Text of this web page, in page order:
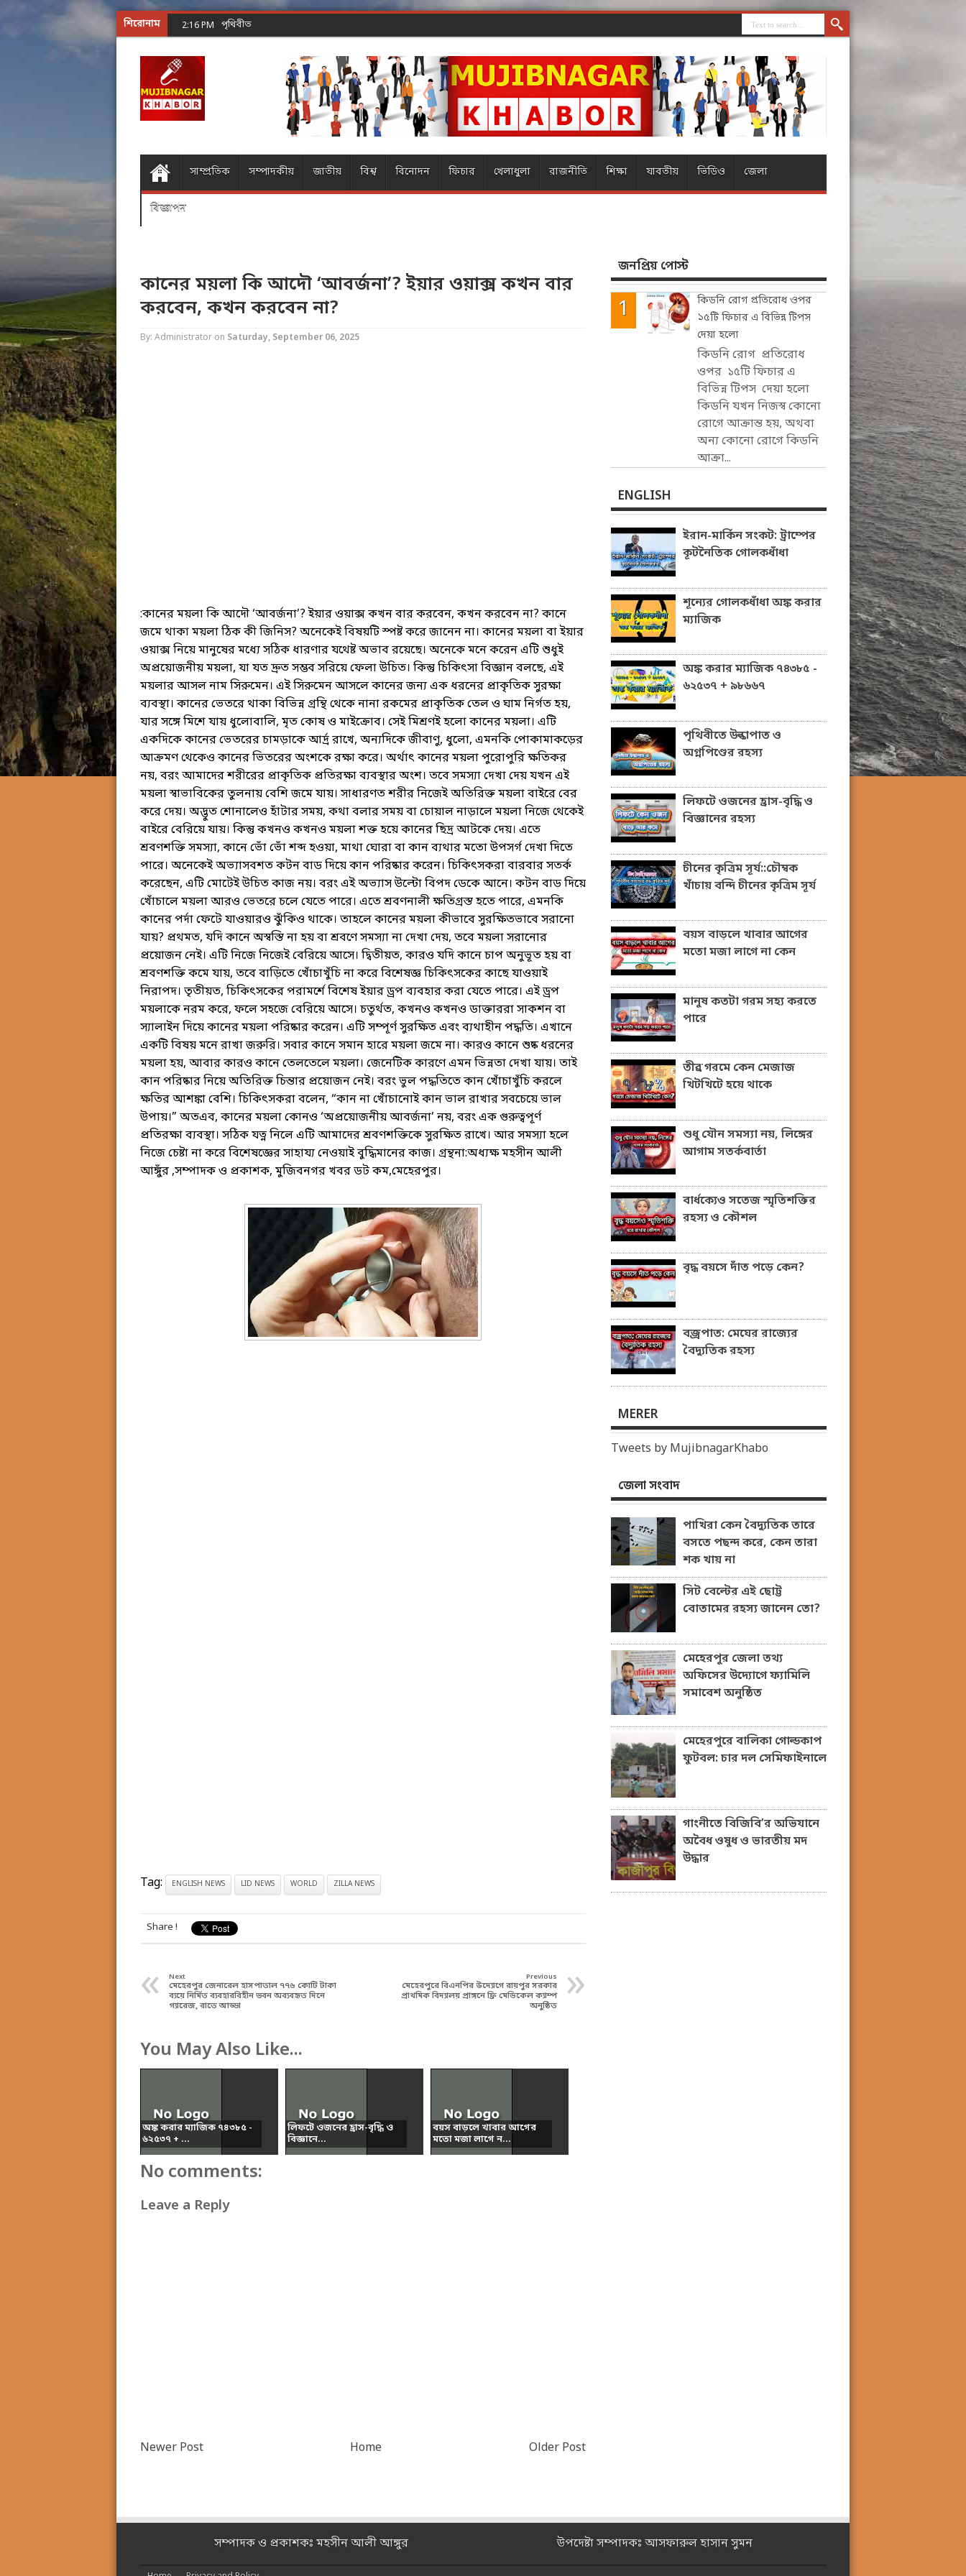
শিরোনাম 2:16 PM পৃথিবীতে উল্কাপাত ও অগ্নপিণ্ডের র
সাম্প্রতিক সম্পাদকীয় জাতীয় বিশ্ব বিনোদন ফিচার খেলাধুলা রাজনীতি শিক্ষা যাবতীয় ভিডিও জেলা
বিজ্ঞাপন
কানের ময়লা কি আদৌ ‘আবর্জনা’? ইয়ার ওয়াক্স কখন বার
করবেন, কখন করবেন না?
By: Administrator on Saturday, September 06, 2025
:কানের ময়লা কি আদৌ ‘আবর্জনা’? ইয়ার ওয়াক্স কখন বার করবেন, কখন করবেন না? কানে
জমে থাকা ময়লা ঠিক কী জিনিস? অনেকেই বিষয়টি স্পষ্ট করে জানেন না। কানের ময়লা বা ইয়ার
ওয়াক্স নিয়ে মানুষের মধ্যে সঠিক ধারণার যথেষ্ট অভাব রয়েছে। অনেকে মনে করেন এটি শুধুই
অপ্রয়োজনীয় ময়লা, যা যত দ্রুত সম্ভব সরিয়ে ফেলা উচিত। কিন্তু চিকিৎসা বিজ্ঞান বলছে, এই
ময়লার আসল নাম সিরুমেন। এই সিরুমেন আসলে কানের জন্য এক ধরনের প্রাকৃতিক সুরক্ষা
ব্যবস্থা। কানের ভেতরে থাকা বিভিন্ন গ্রন্থি থেকে নানা রকমের প্রাকৃতিক তেল ও ঘাম নির্গত হয়,
যার সঙ্গে মিশে যায় ধুলোবালি, মৃত কোষ ও মাইক্রোব। সেই মিশ্রণই হলো কানের ময়লা। এটি
একদিকে কানের ভেতরের চামড়াকে আর্দ্র রাখে, অন্যদিকে জীবাণু, ধুলো, এমনকি পোকামাকড়ের
আক্রমণ থেকেও কানের ভিতরের অংশকে রক্ষা করে। অর্থাৎ কানের ময়লা পুরোপুরি ক্ষতিকর
নয়, বরং আমাদের শরীরের প্রাকৃতিক প্রতিরক্ষা ব্যবস্থার অংশ। তবে সমস্যা দেখা দেয় যখন এই
ময়লা স্বাভাবিকের তুলনায় বেশি জমে যায়। সাধারণত শরীর নিজেই অতিরিক্ত ময়লা বাইরে বের
করে দেয়। অদ্ভুত শোনালেও হাঁটার সময়, কথা বলার সময় বা চোয়াল নাড়ালে ময়লা নিজে থেকেই
বাইরে বেরিয়ে যায়। কিন্তু কখনও কখনও ময়লা শক্ত হয়ে কানের ছিদ্র আটকে দেয়। এতে
শ্রবণশক্তি সমস্যা, কানে ভোঁ ভোঁ শব্দ হওয়া, মাথা ঘোরা বা কান ব্যথার মতো উপসর্গ দেখা দিতে
পারে। অনেকেই অভ্যাসবশত কটন বাড দিয়ে কান পরিষ্কার করেন। চিকিৎসকরা বারবার সতর্ক
করেছেন, এটি মোটেই উচিত কাজ নয়। বরং এই অভ্যাস উল্টো বিপদ ডেকে আনে। কটন বাড দিয়ে
খোঁচালে ময়লা আরও ভেতরে চলে যেতে পারে। এতে শ্রবণনালী ক্ষতিগ্রস্ত হতে পারে, এমনকি
কানের পর্দা ফেটে যাওয়ারও ঝুঁকিও থাকে। তাহলে কানের ময়লা কীভাবে সুরক্ষিতভাবে সরানো
যায়? প্রথমত, যদি কানে অস্বস্তি না হয় বা শ্রবণে সমস্যা না দেখা দেয়, তবে ময়লা সরানোর
প্রয়োজন নেই। এটি নিজে নিজেই বেরিয়ে আসে। দ্বিতীয়ত, কারও যদি কানে চাপ অনুভূত হয় বা
শ্রবণশক্তি কমে যায়, তবে বাড়িতে খোঁচাখুঁচি না করে বিশেষজ্ঞ চিকিৎসকের কাছে যাওয়াই
নিরাপদ। তৃতীয়ত, চিকিৎসকের পরামর্শে বিশেষ ইয়ার ড্রপ ব্যবহার করা যেতে পারে। এই ড্রপ
ময়লাকে নরম করে, ফলে সহজে বেরিয়ে আসে। চতুর্থত, কখনও কখনও ডাক্তাররা সাকশন বা
স্যালাইন দিয়ে কানের ময়লা পরিষ্কার করেন। এটি সম্পূর্ণ সুরক্ষিত এবং ব্যথাহীন পদ্ধতি। এখানে
একটি বিষয় মনে রাখা জরুরি। সবার কানে সমান হারে ময়লা জমে না। কারও কানে শুষ্ক ধরনের
ময়লা হয়, আবার কারও কানে তেলতেলে ময়লা। জেনেটিক কারণে এমন ভিন্নতা দেখা যায়। তাই
কান পরিষ্কার নিয়ে অতিরিক্ত চিন্তার প্রয়োজন নেই। বরং ভুল পদ্ধতিতে কান খোঁচাখুঁচি করলে
ক্ষতির আশঙ্কা বেশি। চিকিৎসকরা বলেন, “কান না খোঁচানোই কান ভাল রাখার সবচেয়ে ভাল
উপায়।” অতএব, কানের ময়লা কোনও ‘অপ্রয়োজনীয় আবর্জনা’ নয়, বরং এক গুরুত্বপূর্ণ
প্রতিরক্ষা ব্যবস্থা। সঠিক যত্ন নিলে এটি আমাদের শ্রবণশক্তিকে সুরক্ষিত রাখে। আর সমস্যা হলে
নিজে চেষ্টা না করে বিশেষজ্ঞের সাহায্য নেওয়াই বুদ্ধিমানের কাজ। গ্রন্থনা:অধ্যক্ষ মহসীন আলী
আঙ্গুঁর ,সম্পাদক ও প্রকাশক, মুজিবনগর খবর ডট কম,মেহেরপুর।
Tag: ENGLISH NEWS LID NEWS WORLD ZILLA NEWS
Share !
« Next
মেহেরপুর জেনারেল হাসপাতাল ৭৭৬ কোটি টাকা
ব্যয়ে নির্মিত ব্যবহারবিহীন ভবন অব্যবহৃত দিনে
গ্যারেজ, রাতে আড্ডা
»
Previous
মেহেরপুরে বিএনপির উদ্যোগে রায়পুর সরকার
প্রাথমিক বিদ্যালয় প্রাঙ্গনে ফ্রি মেডিকেল ক্যাম্প
অনুষ্ঠিত
You May Also Like...
অঙ্ক করার ম্যাজিক ৭৪৩৮৫ -
৬২৫৩৭ + ...
লিফটে ওজনের হ্রাস-বৃদ্ধি ও
বিজ্ঞানে...
বয়স বাড়লে খাবার আগের
মতো মজা লাগে ন...
No comments:
Leave a Reply
Newer Post Older Post
Home
জনপ্রিয় পোস্ট
কিডনি রোগ প্রতিরোধ ওপর
১৫টি ফিচার এ বিভিন্ন টিপস
দেয়া হলো
কিডনি রোগ প্রতিরোধ
ওপর ১৫টি ফিচার এ
বিভিন্ন টিপস দেয়া হলো
কিডনি যখন নিজস্ব কোনো
রোগে আক্রান্ত হয়, অথবা
অন্য কোনো রোগে কিডনি
আক্রা...
ENGLISH
ইরান-মার্কিন সংকট: ট্রাম্পের
কূটনৈতিক গোলকধাঁধা
শূন্যের গোলকধাঁধা অঙ্ক করার
ম্যাজিক
অঙ্ক করার ম্যাজিক ৭৪৩৮৫ -
৬২৫৩৭ + ৯৮৬৬৭
পৃথিবীতে উল্কাপাত ও
অগ্নপিণ্ডের রহস্য
লিফটে ওজনের হ্রাস-বৃদ্ধি ও
বিজ্ঞানের রহস্য
চীনের কৃত্রিম সূর্য::চৌম্বক
খাঁচায় বন্দি চীনের কৃত্রিম সূর্য
বয়স বাড়লে খাবার আগের
মতো মজা লাগে না কেন
মানুষ কতটা গরম সহ্য করতে
পারে
তীব্র গরমে কেন মেজাজ
খিটখিটে হয়ে থাকে
শুধু যৌন সমস্যা নয়, লিঙ্গের
আগাম সতর্কবার্তা
বার্ধক্যেও সতেজ স্মৃতিশক্তির
রহস্য ও কৌশল
বৃদ্ধ বয়সে দাঁত পড়ে কেন?
বজ্রপাত: মেঘের রাজ্যের
বৈদ্যুতিক রহস্য
MERER
Tweets by MujibnagarKhabo
জেলা সংবাদ
পাখিরা কেন বৈদ্যুতিক তারে
বসতে পছন্দ করে, কেন তারা
শক খায় না
সিট বেল্টের এই ছোট্ট
বোতামের রহস্য জানেন তো?
মেহেরপুর জেলা তথ্য
অফিসের উদ্যোগে ফ্যামিলি
সমাবেশ অনুষ্ঠিত
মেহেরপুরে বালিকা গোল্ডকাপ
ফুটবল: চার দল সেমিফাইনালে
গাংনীতে বিজিবি’র অভিযানে
অবৈধ ওষুধ ও ভারতীয় মদ
উদ্ধার
সম্পাদক ও প্রকাশকঃ মহসীন আলী আঙ্গুর উপদেষ্টা সম্পাদকঃ আসফারুল হাসান সুমন